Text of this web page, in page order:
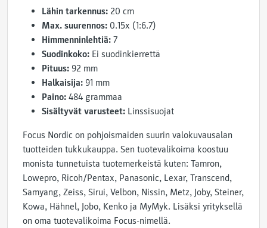
Lähin tarkennus: 20 cm
Max. suurennos: 0.15x (1:6.7)
Himmenninlehtiä: 7
Suodinkoko: Ei suodinkierrettä
Pituus: 92 mm
Halkaisija: 91 mm
Paino: 484 grammaa
Sisältyvät varusteet: Linssisuojat
Focus Nordic on pohjoismaiden suurin valokuvausalan
tuotteiden tukkukauppa. Sen tuotevalikoima koostuu
monista tunnetuista tuotemerkeistä kuten: Tamron,
Lowepro, Ricoh/Pentax, Panasonic, Lexar, Transcend,
Samyang, Zeiss, Sirui, Velbon, Nissin, Metz, Joby, Steiner,
Kowa, Hähnel, Jobo, Kenko ja MyMyk. Lisäksi yrityksellä
on oma tuotevalikoima Focus-nimellä.